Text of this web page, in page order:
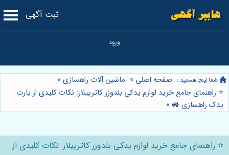
ثبت آگهی
صفحه اصلی » ماشین آلات راهسازی»
⭐️ راهنمای جامع خرید لوازم یدکی بلدوزر کاترپیلار: نکات کلیدی از پارت
یدک راهسازی 🚜 »
⭐️ راهنمای جامع خرید لوازم یدکی بلدوزر کاترپیلار: نکات کلیدی از